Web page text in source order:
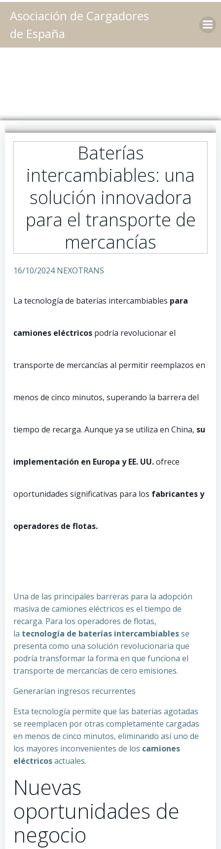
Saltar
al
Asociación de Cargadores
de España
Baterías
intercambiables: una
solución innovadora
para el transporte de
mercancías
16/10/2024 NEXOTRANS
La tecnología de baterías intercambiables para
camiones eléctricos podría revolucionar el
transporte de mercancías al permitir reemplazos en
menos de cinco minutos, superando la barrera del
tiempo de recarga. Aunque ya se utiliza en China, su
implementación en Europa y EE. UU.ofrece
oportunidades significativas para los fabricantes y
operadores de flotas.
Una de las principales barreras para la adopción
masiva de camiones eléctricos es el tiempo de
recarga. Para los operadores de flotas,
la tecnología de baterías intercambiablesse
presenta como una solución revolucionaria que
podría transformar la forma en que funciona el
transporte de mercancías de cero emisiones.
Generarían ingresos recurrentes
Esta tecnología permite que las baterías agotadas
se reemplacen por otras completamente cargadas
en menos de cinco minutos, eliminando así uno de
los mayores inconvenientes de los camiones
eléctricosactuales.
Nuevas
oportunidades de
negocio